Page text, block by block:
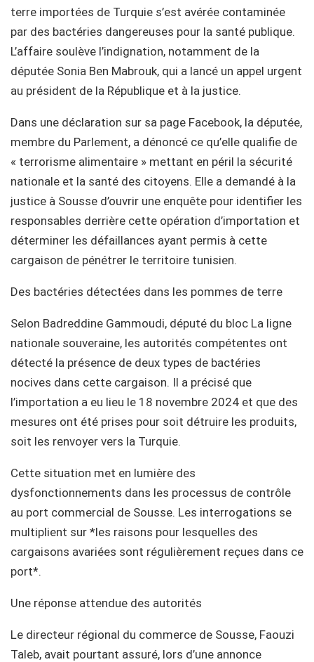
terre importées de Turquie s’est avérée contaminée
par des bactéries dangereuses pour la santé publique.
L’affaire soulève l’indignation, notamment de la
députée Sonia Ben Mabrouk, qui a lancé un appel urgent
au président de la République et à la justice.
Dans une déclaration sur sa page Facebook, la députée,
membre du Parlement, a dénoncé ce qu’elle qualifie de
« terrorisme alimentaire » mettant en péril la sécurité
nationale et la santé des citoyens. Elle a demandé à la
justice à Sousse d’ouvrir une enquête pour identifier les
responsables derrière cette opération d’importation et
déterminer les défaillances ayant permis à cette
cargaison de pénétrer le territoire tunisien.
Des bactéries détectées dans les pommes de terre
Selon Badreddine Gammoudi, député du bloc La ligne
nationale souveraine, les autorités compétentes ont
détecté la présence de deux types de bactéries
nocives dans cette cargaison. Il a précisé que
l’importation a eu lieu le 18 novembre 2024 et que des
mesures ont été prises pour soit détruire les produits,
soit les renvoyer vers la Turquie.
Cette situation met en lumière des
dysfonctionnements dans les processus de contrôle
au port commercial de Sousse. Les interrogations se
multiplient sur *les raisons pour lesquelles des
cargaisons avariées sont régulièrement reçues dans ce
port*.
Une réponse attendue des autorités
Le directeur régional du commerce de Sousse, Faouzi
Taleb, avait pourtant assuré, lors d’une annonce